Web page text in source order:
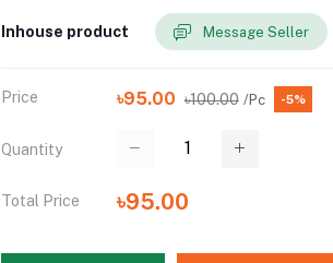
Inhouse product Message Seller
Price ৳95.00 ৳100.00 /Pc -5%
Quantity
Total Price ৳95.00